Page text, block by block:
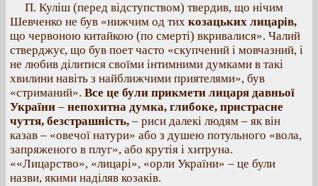
П. Куліш (перед відступством) твердив, що нічим
Шевченко не був «нижчим од тих козацьких лицарів,
що червоною китайкою (по смерті) вкривалися». Чалий
стверджує, що був поет часто «скупчений і мовчазний, і
не любив ділитися своїми інтимними думками в такі
хвилини навіть з найближчими приятелями», був
«стриманий». Все це були прикмети лицаря давньої
України – непохитна думка, глибоке, пристрасне
чуття, безстрашність, – риси далекі людям – як він
казав – «овечої натури» або з душею потульного «вола,
запряженого в плуг», або крутія і хитруна.
««Лицарство», «лицарі», «орли України» – це були
назви, якими наділяв козаків.